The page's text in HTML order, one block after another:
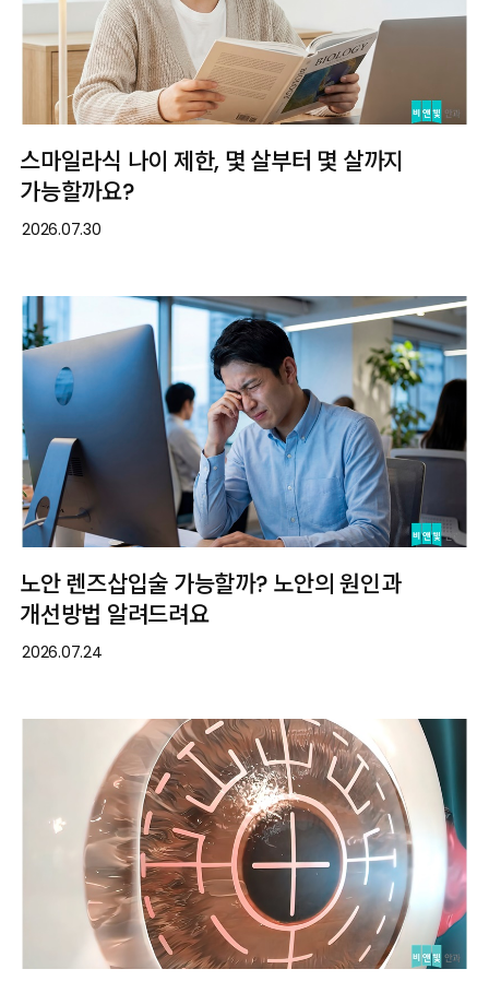
스마일라식 나이 제한, 몇 살부터 몇 살까지
가능할까요?
2026.07.30
노안 렌즈삽입술 가능할까? 노안의 원인과
개선방법 알려드려요
2026.07.24